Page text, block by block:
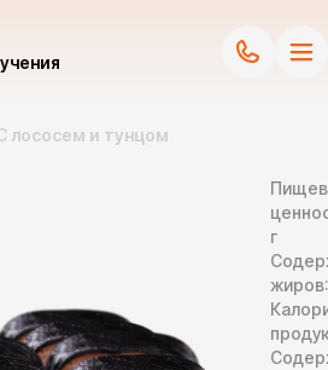
лососем и тунцом
г